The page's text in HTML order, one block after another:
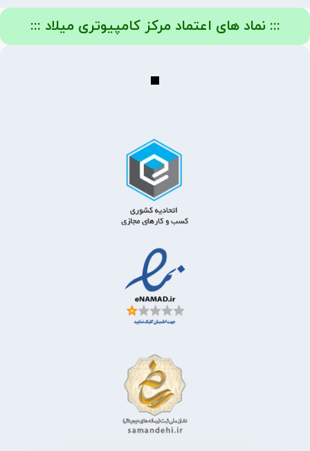
::: نماد های اعتماد مرکز کامپیوتری میلاد :::